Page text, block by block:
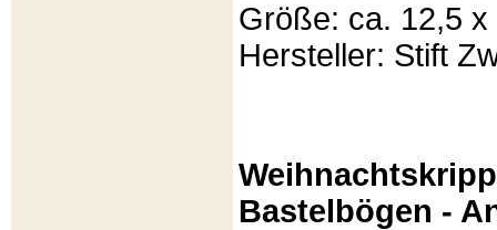
Größe: ca. 12,5 x
Hersteller: Stift
Bastelbögen -